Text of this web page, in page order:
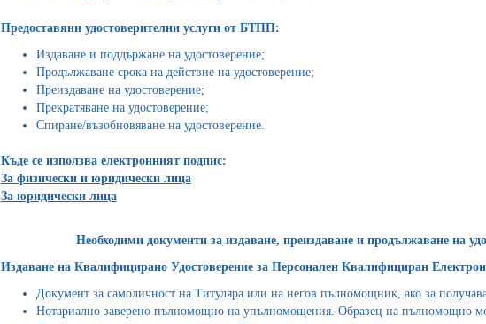
Предоставяни удостоверителни услуги от БТПП:
Издаване и поддържане на удостоверение;
Продължаване срока на действие на удостоверение;
Преиздаване на удостоверение;
Прекратяване на удостоверение;
Спиране/възобновяване на удостоверение.
Къде се използва електронният подпис:
За физически и юридически лица
За юридически лица
Необходими документи за издаване, преиздаване и продължаване на
Издаване на Квалифицирано Удостоверение за Персонален Квалифициран
Документ за самоличност на Титуляра или на негов пълномощник, ако за
Нотариално заверено пълномощно на упълномощения. Образец на пълномощно